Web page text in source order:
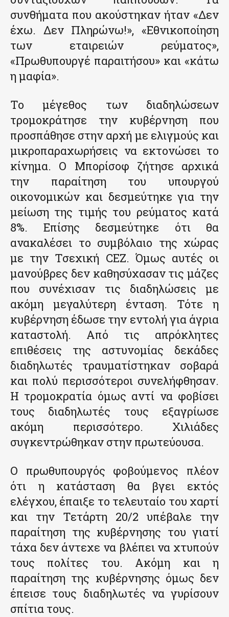
συνθήματα που ακούστηκαν ήταν «Δεν
έχω. Δεν Πληρώνω!», «Εθνικοποίηση
των εταιρειών ρεύματος»,
«Πρωθυπουργέ παραιτήσου» και «κάτω
η μαφία».
Το μέγεθος των διαδηλώσεων
τρομοκράτησε την κυβέρνηση που
προσπάθησε στην αρχή με ελιγμούς και
μικροπαραχωρήσεις να εκτονώσει το
κίνημα. Ο Μπορίσοφ ζήτησε αρχικά
την παραίτηση του υπουργού
οικονομικών και δεσμεύτηκε για την
μείωση της τιμής του ρεύματος κατά
8%. Επίσης δεσμεύτηκε ότι θα
ανακαλέσει το συμβόλαιο της χώρας
με την Τσεχική CEZ. Όμως αυτές οι
μανούβρες δεν καθησύχασαν τις μάζες
που συνέχισαν τις διαδηλώσεις με
ακόμη μεγαλύτερη ένταση. Τότε η
κυβέρνηση έδωσε την εντολή για άγρια
καταστολή. Από τις απρόκλητες
επιθέσεις της αστυνομίας δεκάδες
διαδηλωτές τραυματίστηκαν σοβαρά
και πολύ περισσότεροι συνελήφθησαν.
Η τρομοκρατία όμως αντί να φοβίσει
τους διαδηλωτές τους εξαγρίωσε
ακόμη περισσότερο. Χιλιάδες
συγκεντρώθηκαν στην πρωτεύουσα.
Ο πρωθυπουργός φοβούμενος πλέον
ότι η κατάσταση θα βγει εκτός
ελέγχου, έπαιξε το τελευταίο του χαρτί
και την Τετάρτη 20/2 υπέβαλε την
παραίτηση της κυβέρνησης του γιατί
τάχα δεν άντεχε να βλέπει να χτυπούν
τους πολίτες του. Ακόμη και η
παραίτηση της κυβέρνησης όμως δεν
έπεισε τους διαδηλωτές να γυρίσουν
σπίτια τους.